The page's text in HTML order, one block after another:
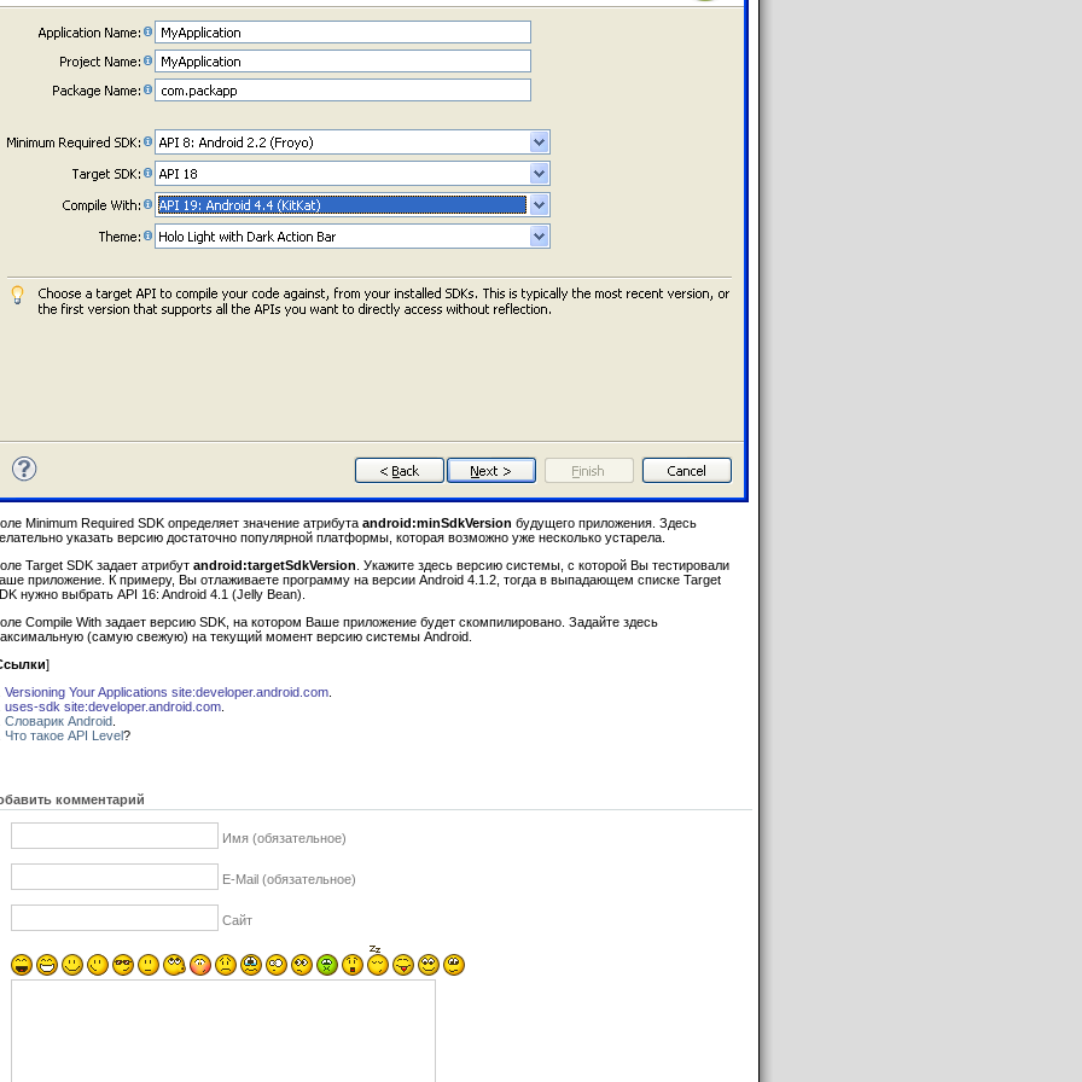
Minimum Required SDK определяет значение атрибута android:minSdkVersion будущего приложения. Здесь
указать версию достаточно популярной платформы, которая возможно уже несколько устарела.
Target SDK задает атрибут android:targetSdkVersion . Укажите здесь версию системы, с которой Вы тестировали
приложение. К примеру, Вы отлаживаете программу на версии Android 4.1.2, тогда в выпадающем списке Target
нужно выбрать API 16: Android 4.1 (Jelly Bean).
Compile With задает версию SDK, на котором Ваше приложение будет скомпилировано. Задайте здесь
(самую свежую) на текущий момент версию системы Android.
]
Versioning Your Applications site:developer.android.com.
uses-sdk site:developer.android.com.
Словарик Android.
Что такое API Level?
комментарий
Имя (обязательное)
E-Mail (обязательное)
Сайт